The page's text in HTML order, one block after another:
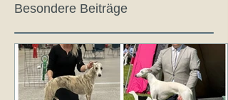
Besondere Beiträge